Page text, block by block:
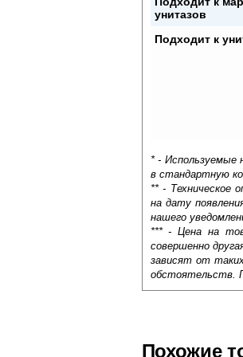
унитазов
Подходит к
* - Используемые
в стандартную
** - Техническое
на дату
нашего
*** - Цена на
совершенно
зависят от
обстоятельств.
Крышка-сиденье
неприхотливого
образованию
Доставка
Возможные
В наше время
Похожие